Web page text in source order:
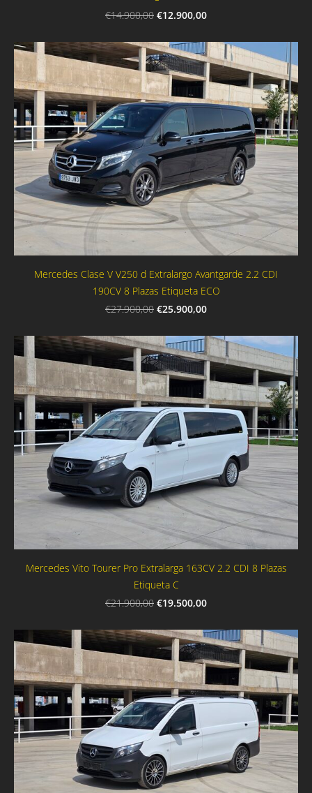
€14.900,00 €12.900,00
Mercedes Clase V V250 d Extralargo Avantgarde 2.2 CDI
190CV 8 Plazas Etiqueta ECO
€27.900,00 €25.900,00
Mercedes Vito Tourer Pro Extralarga 163CV 2.2 CDI 8 Plazas
Etiqueta C
€21.900,00 €19.500,00